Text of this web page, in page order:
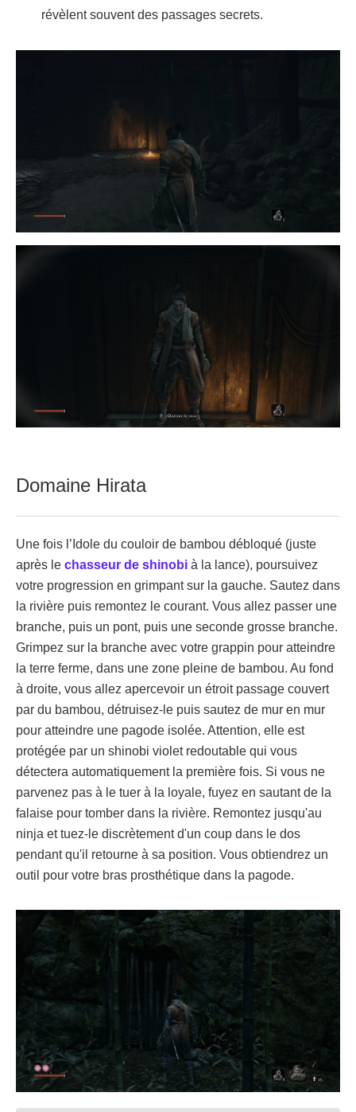
révèlent souvent des passages secrets.
Domaine Hirata
Une fois l’Idole du couloir de bambou débloqué (juste
après le chasseur de shinobi à la lance), poursuivez
votre progression en grimpant sur la gauche. Sautez dans
la rivière puis remontez le courant. Vous allez passer une
branche, puis un pont, puis une seconde grosse branche.
Grimpez sur la branche avec votre grappin pour atteindre
la terre ferme, dans une zone pleine de bambou. Au fond
à droite, vous allez apercevoir un étroit passage couvert
par du bambou, détruisez-le puis sautez de mur en mur
pour atteindre une pagode isolée. Attention, elle est
protégée par un shinobi violet redoutable qui vous
détectera automatiquement la première fois. Si vous ne
parvenez pas à le tuer à la loyale, fuyez en sautant de la
falaise pour tomber dans la rivière. Remontez jusqu'au
ninja et tuez-le discrètement d'un coup dans le dos
pendant qu'il retourne à sa position. Vous obtiendrez un
outil pour votre bras prosthétique dans la pagode.